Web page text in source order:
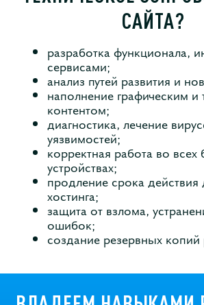
САЙТА?
разработка функционала,
сервисами;
анализ путей развития и
наполнение графическим и
контентом;
диагностика, лечение
уязвимостей;
корректная работа во всех
устройствах;
продление срока
хостинга;
защита от взлома,
ошибок;
создание резервных копий